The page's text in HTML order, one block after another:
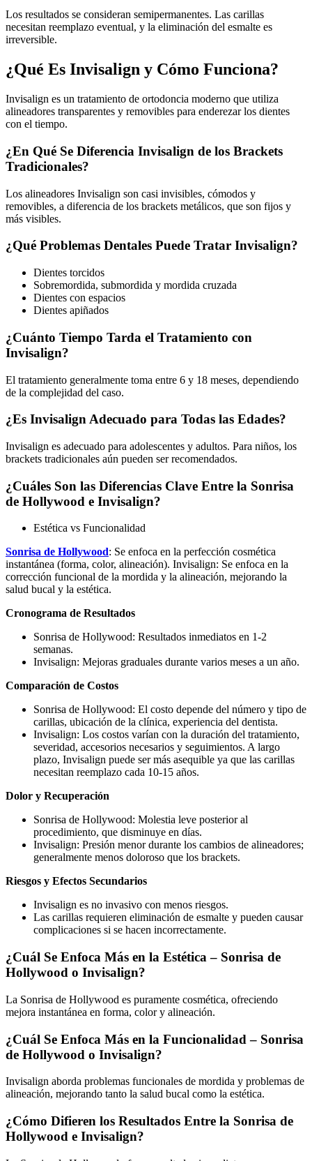
Los resultados se consideran semipermanentes. Las carillas
necesitan reemplazo eventual, y la eliminación del esmalte es
irreversible.
¿Qué Es Invisalign y Cómo Funciona?
Invisalign es un tratamiento de ortodoncia moderno que utiliza
alineadores transparentes y removibles para enderezar los dientes
con el tiempo.
¿En Qué Se Diferencia Invisalign de los Brackets
Tradicionales?
Los alineadores Invisalign son casi invisibles, cómodos y
removibles, a diferencia de los brackets metálicos, que son fijos y
más visibles.
¿Qué Problemas Dentales Puede Tratar Invisalign?
Dientes torcidos
Sobremordida, submordida y mordida cruzada
Dientes con espacios
Dientes apiñados
¿Cuánto Tiempo Tarda el Tratamiento con
Invisalign?
El tratamiento generalmente toma entre 6 y 18 meses, dependiendo
de la complejidad del caso.
¿Es Invisalign Adecuado para Todas las Edades?
Invisalign es adecuado para adolescentes y adultos. Para niños, los
brackets tradicionales aún pueden ser recomendados.
¿Cuáles Son las Diferencias Clave Entre la Sonrisa
de Hollywood e Invisalign?
Estética vs Funcionalidad
Sonrisa de Hollywood: Se enfoca en la perfección cosmética
instantánea (forma, color, alineación). Invisalign: Se enfoca en la
corrección funcional de la mordida y la alineación, mejorando la
salud bucal y la estética.
Cronograma de Resultados
Sonrisa de Hollywood: Resultados inmediatos en 1-2
semanas.
Invisalign: Mejoras graduales durante varios meses a un año.
Comparación de Costos
Sonrisa de Hollywood: El costo depende del número y tipo de
carillas, ubicación de la clínica, experiencia del dentista.
Invisalign: Los costos varían con la duración del tratamiento,
severidad, accesorios necesarios y seguimientos. A largo
plazo, Invisalign puede ser más asequible ya que las carillas
necesitan reemplazo cada 10-15 años.
Dolor y Recuperación
Sonrisa de Hollywood: Molestia leve posterior al
procedimiento, que disminuye en días.
Invisalign: Presión menor durante los cambios de alineadores;
generalmente menos doloroso que los brackets.
Riesgos y Efectos Secundarios
Invisalign es no invasivo con menos riesgos.
Las carillas requieren eliminación de esmalte y pueden causar
complicaciones si se hacen incorrectamente.
¿Cuál Se Enfoca Más en la Estética – Sonrisa de
Hollywood o Invisalign?
La Sonrisa de Hollywood es puramente cosmética, ofreciendo
mejora instantánea en forma, color y alineación.
¿Cuál Se Enfoca Más en la Funcionalidad – Sonrisa
de Hollywood o Invisalign?
Invisalign aborda problemas funcionales de mordida y problemas de
alineación, mejorando tanto la salud bucal como la estética.
¿Cómo Difieren los Resultados Entre la Sonrisa de
Hollywood e Invisalign?